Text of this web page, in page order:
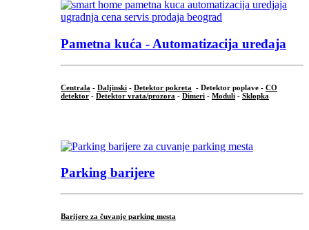
Pametna kuća - Automatizacija uređaja
Centrala - Daljinski - Detektor pokreta - Detektor poplave - CO
detektor - Detektor vrata/prozora - Dimeri - Moduli - Sklopka
Parking barijere
Barijere za čuvanje parking mesta